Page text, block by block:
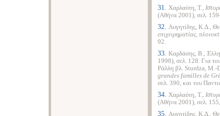
31. Χαρλαύτη, Τ.,
(Αθήνα 2001), σελ.
32. Αυγητίδης, Κ.Δ.,
επιχειρηματίας,
92.
33. Καρδάσης, Β.,
1998), σελ. 128. Για
Ράλλη βλ. Sturdza, M.-
grandes familles de
σελ. 390, και του
34. Χαρλαύτη, Τ.,
(Αθήνα 2001), σελ.
35. Αυγητίδης, Κ.Δ.,